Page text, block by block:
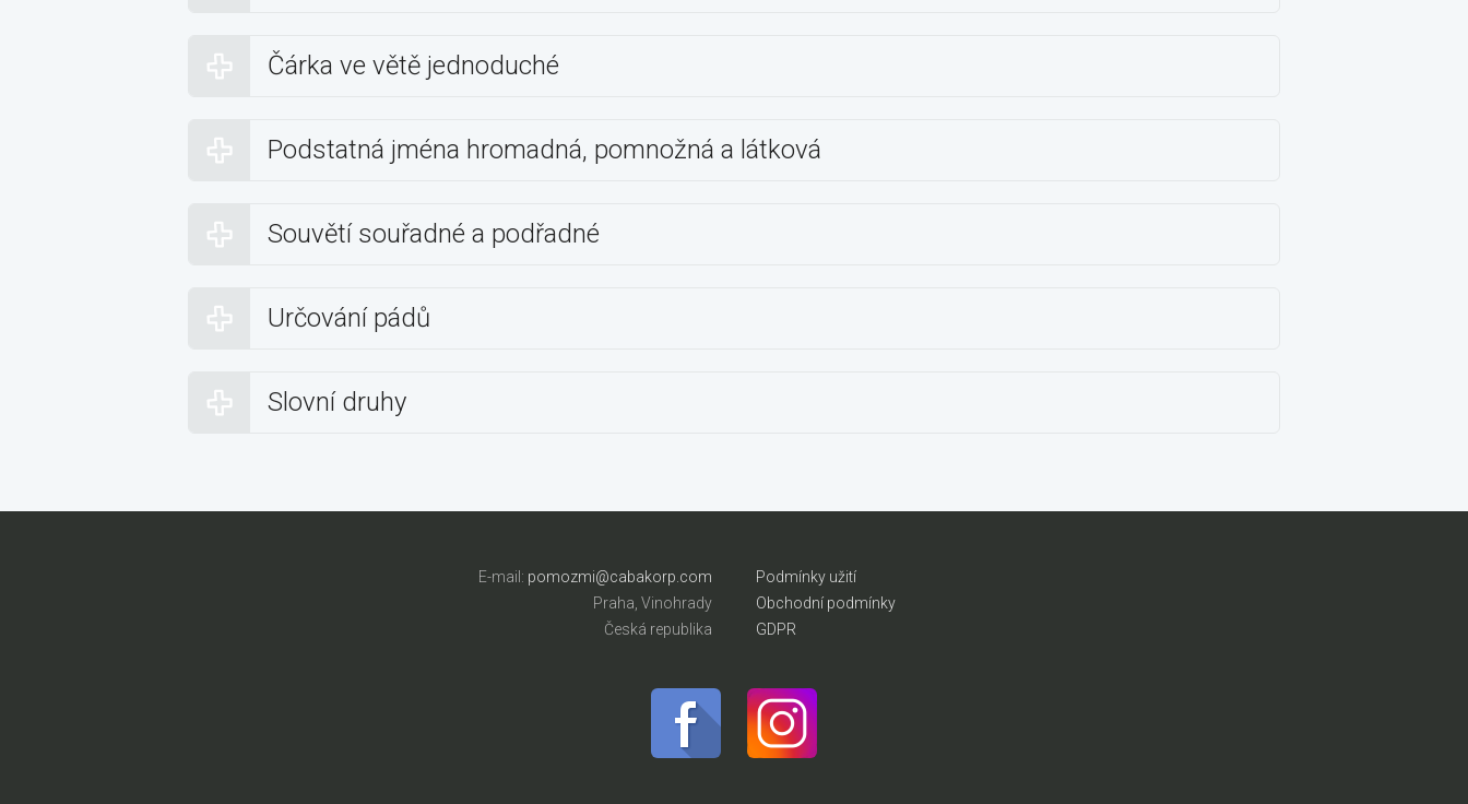
Čárka ve větě jednoduché
Podstatná jména hromadná, pomnožná a látková
Souvětí souřadné a podřadné
Určování pádů
Slovní druhy
E-mail: pomozmi@cabakorp.com
Praha, Vinohrady
Česká republika
Podmínky užití
Obchodní podmínky
GDPR